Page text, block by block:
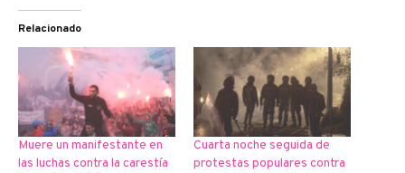
Relacionado
Muere un manifestante en
las luchas contra la carestía
Cuarta noche seguida de
protestas populares contra